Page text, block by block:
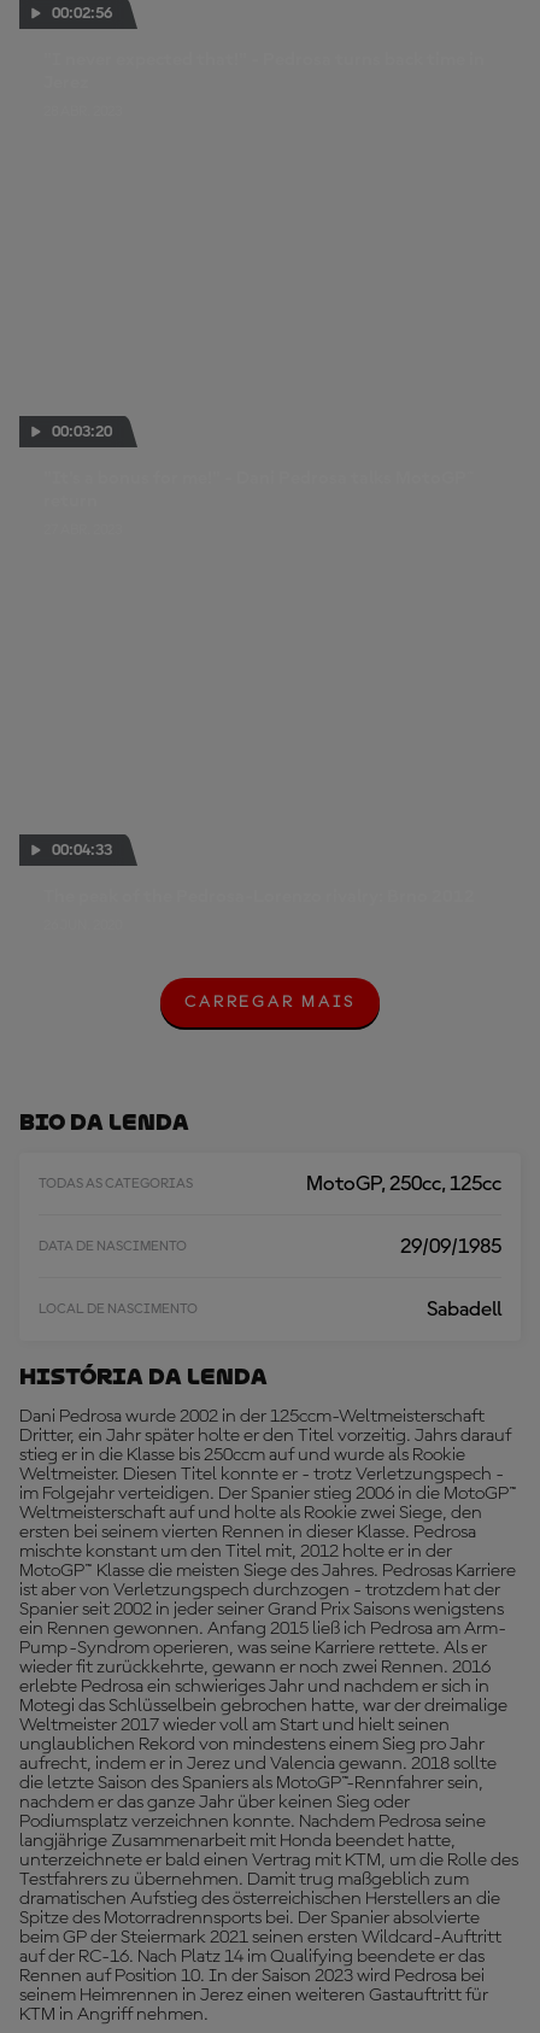
00:02:56
00:03:20
00:04:33
C
A
CARREGAR MAIS
Bio Da Lenda
TODAS AS CATEGORIAS MotoGP, 250cc, 125cc
DATA DE NASCIMENTO 29/09/1985
LOCAL DE NASCIMENTO Sabadell
História Da Lenda
Dani Pedrosa wurde 2002 in der 125ccm-Weltmeisterschaft
Dritter, ein Jahr später holte er den Titel vorzeitig. Jahrs darauf
stieg er in die Klasse bis 250ccm auf und wurde als Rookie
Weltmeister. Diesen Titel konnte er - trotz Verletzungspech -
im Folgejahr verteidigen. Der Spanier stieg 2006 in die MotoGP™
Weltmeisterschaft auf und holte als Rookie zwei Siege, den
ersten bei seinem vierten Rennen in dieser Klasse. Pedrosa
mischte konstant um den Titel mit, 2012 holte er in der
MotoGP™ Klasse die meisten Siege des Jahres. Pedrosas Karriere
ist aber von Verletzungspech durchzogen - trotzdem hat der
Spanier seit 2002 in jeder seiner Grand Prix Saisons wenigstens
ein Rennen gewonnen. Anfang 2015 ließ ich Pedrosa am Arm-
Pump-Syndrom operieren, was seine Karriere rettete. Als er
wieder fit zurückkehrte, gewann er noch zwei Rennen. 2016
erlebte Pedrosa ein schwieriges Jahr und nachdem er sich in
Motegi das Schlüsselbein gebrochen hatte, war der dreimalige
Weltmeister 2017 wieder voll am Start und hielt seinen
unglaublichen Rekord von mindestens einem Sieg pro Jahr
aufrecht, indem er in Jerez und Valencia gewann. 2018 sollte
die letzte Saison des Spaniers als MotoGP™-Rennfahrer sein,
nachdem er das ganze Jahr über keinen Sieg oder
Podiumsplatz verzeichnen konnte. Nachdem Pedrosa seine
langjährige Zusammenarbeit mit Honda beendet hatte,
unterzeichnete er bald einen Vertrag mit KTM, um die Rolle des
Testfahrers zu übernehmen. Damit trug maßgeblich zum
dramatischen Aufstieg des österreichischen Herstellers an die
Spitze des Motorradrennsports bei. Der Spanier absolvierte
beim GP der Steiermark 2021 seinen ersten Wildcard-Auftritt
auf der RC-16. Nach Platz 14 im Qualifying beendete er das
Rennen auf Position 10. In der Saison 2023 wird Pedrosa bei
seinem Heimrennen in Jerez einen weiteren Gastauftritt für
KTM in Angriff nehmen.